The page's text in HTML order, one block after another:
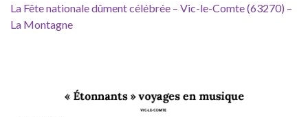
La Fête nationale dûment célébrée – Vic-le-Comte (63270) –
La Montagne